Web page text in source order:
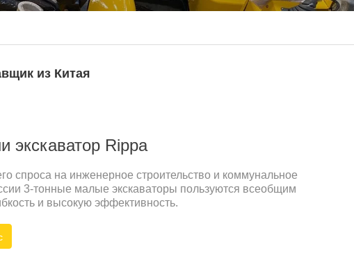
из Китая
экскаватор Rippa
спроса на инженерное строительство и коммунальное
3-тонные малые экскаваторы пользуются всеобщим
и высокую эффективность.